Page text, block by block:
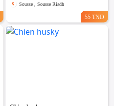
Sousse , Sousse Riadh
55 TND